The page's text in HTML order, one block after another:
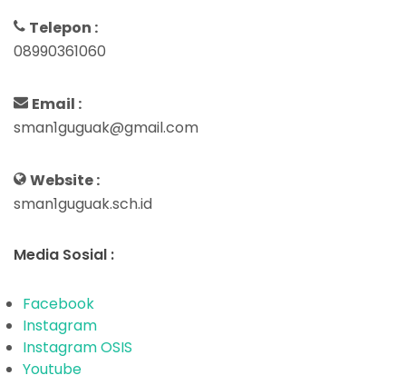
Telepon :
08990361060
Email :
sman1guguak@gmail.com
Website :
sman1guguak.sch.id
Media Sosial :
Facebook
Instagram
Instagram OSIS
Youtube